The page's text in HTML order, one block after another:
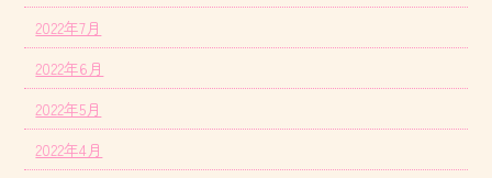
2022年7月
2022年6月
2022年5月
2022年4月